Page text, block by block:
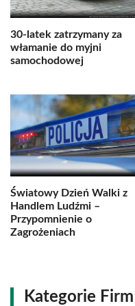
30-latek zatrzymany za
włamanie do myjni
samochodowej
Światowy Dzień Walki z
Handlem Ludźmi –
Przypomnienie o
Zagrożeniach
Kategorie Firm